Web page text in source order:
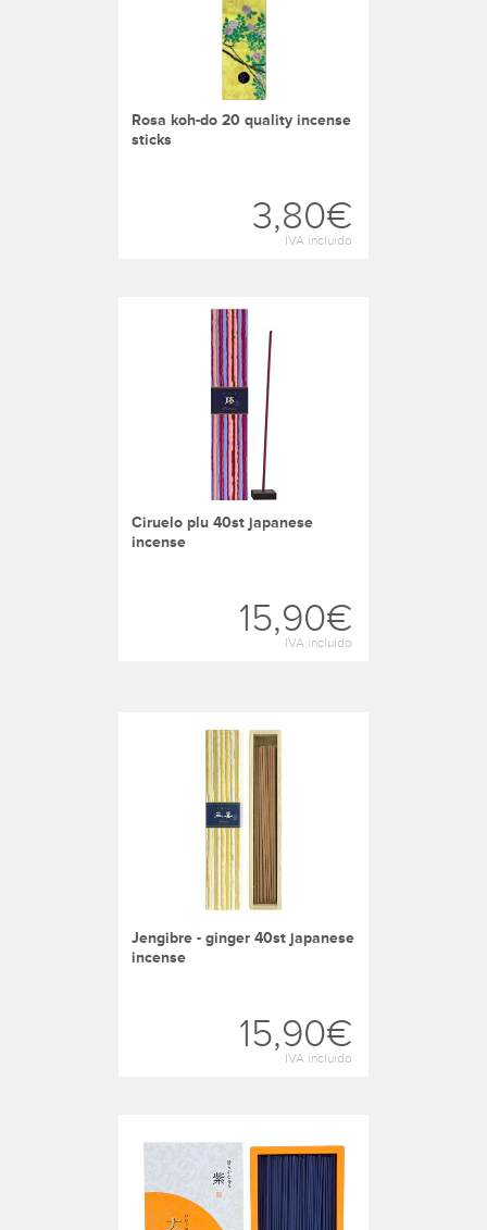
rosa koh-do 20 quality incense
sticks
3,80€
IVA incluído
ciruelo plu 40st japanese
incense
15,90€
IVA incluído
jengibre - ginger 40st japanese
incense
15,90€
IVA incluído